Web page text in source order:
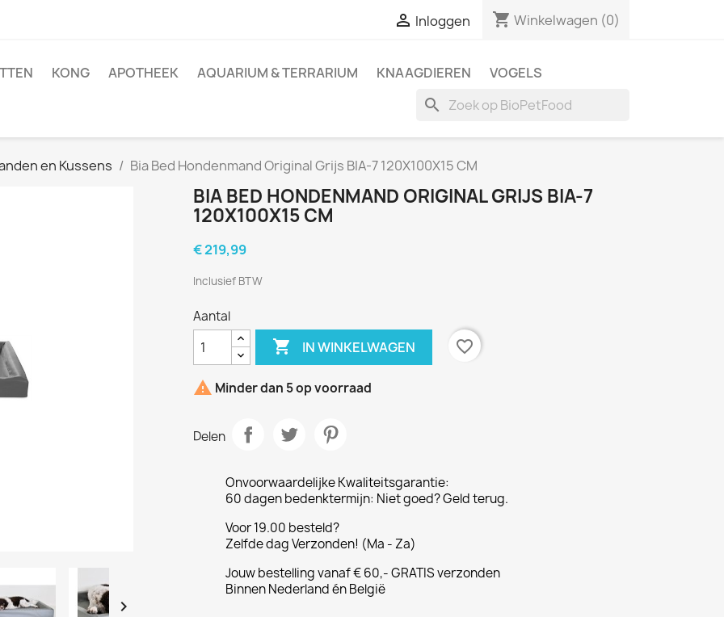
 Inloggen shopping_cart Winkelwagen (0)
KONG APOTHEEK AQUARIUM & TERRARIUM KNAAGDIEREN VOGELS
search
en Kussens Bia Bed Hondenmand Original Grijs BIA-7 120X100X15 CM

BIA BED HONDENMAND ORIGINAL GRIJS BIA-7
120X100X15 CM
€ 219,99
Inclusief BTW
Aantal
 IN WINKELWAGEN favorite_border
 Minder dan 5 op voorraad
Delen
Onvoorwaardelijke Kwaliteitsgarantie:
60 dagen bedenktermijn: Niet goed? Geld terug.
Voor 19.00 besteld?
Zelfde dag Verzonden! (Ma - Za)
Jouw bestelling vanaf € 60,- GRATIS verzonden
Binnen Nederland én België